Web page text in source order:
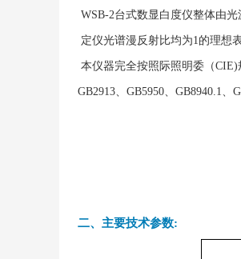
WSB-2台式数显白度仪整体由
定仪光谱漫反射比均为1的理想
本仪器完全按照际照明委（
GB2913、GB5950、GB8940.1、
二、主要技术参数: